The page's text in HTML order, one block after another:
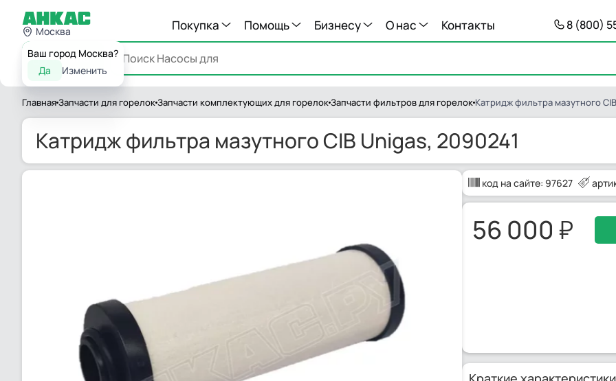
Москва
Ваш город Москва?
Да
Изменить
Покупка Помощь Бизнесу О нас Контакты 8 (800)
Каталог
ГлавнаяЗапчасти для горелокЗапчасти комплектующих для горелокЗапчасти фильтров для горелок Катридж фильтра мазутного
Катридж фильтра мазутного CIB Unigas, 2090241
код на сайте: 97627
56 000